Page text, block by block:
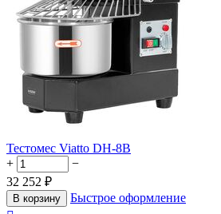
Тестомес Viatto DH-8B
+
−
32 252 ₽
В корзину
Быстрое оформление